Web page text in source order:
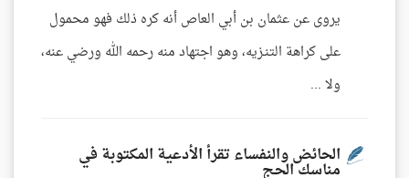
يروى عن عثمان بن أبي العاص أنه كره ذلك فهو محمول
على كراهة التنـزيه، وهو اجتهاد منه رحمه الله ورضي عنه،
ولا ...
الحائض والنفساء تقرأ الأدعية المكتوبة في
مناسك الحج